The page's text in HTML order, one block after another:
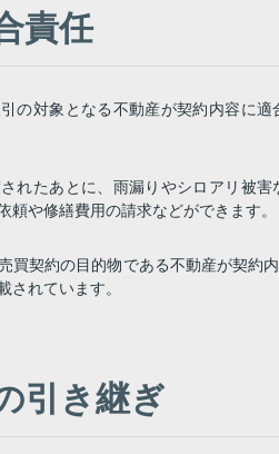
責任
の対象となる不動産が契約内容に
れたあとに、雨漏りやシロアリ被
頼や修繕費用の請求などができます。
買契約の目的物である不動産が契約
されています。
引き継ぎ